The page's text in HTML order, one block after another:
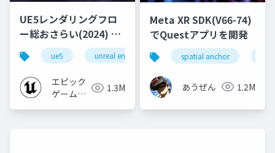
UE5レンダリングフロ
ー総おさらい(2024) 基
礎編！
[CEDEC+KYUSHU
2024]
ue5 unreal engine ue-rendering
エピック
ゲームズ
1.3M
Meta XR SDK(V66-74)
でQuestアプリを開発
spatial anchor
あうぜん 1.2M